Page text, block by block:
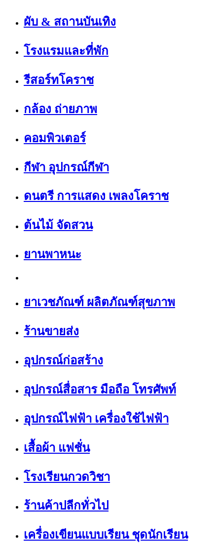
ผับ & สถานบันเทิง
โรงแรมและที่พัก
รีสอร์ทโคราช
กล้อง ถ่ายภาพ
คอมพิวเตอร์
กีฬา อุปกรณ์กีฬา
ดนตรี การแสดง เพลงโคราช
ต้นไม้ จัดสวน
ยานพาหนะ
ยาเวชภัณฑ์ ผลิตภัณฑ์สุขภาพ
ร้านขายส่ง
อุปกรณ์ก่อสร้าง
อุปกรณ์สื่อสาร มือถือ โทรศัพท์
อุปกรณ์ไฟฟ้า เครื่องใช้ไฟฟ้า
เสื้อผ้า แฟชั่น
โรงเรียนกวดวิชา
ร้านค้าปลีกทั่วไป
เครื่องเขียนแบบเรียน ชุดนักเรียน